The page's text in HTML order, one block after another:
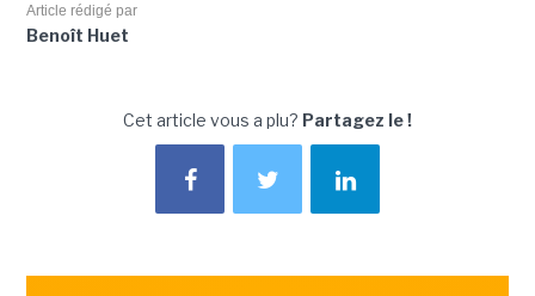
Article rédigé par
Benoît Huet
Cet article vous a plu? Partagez le !